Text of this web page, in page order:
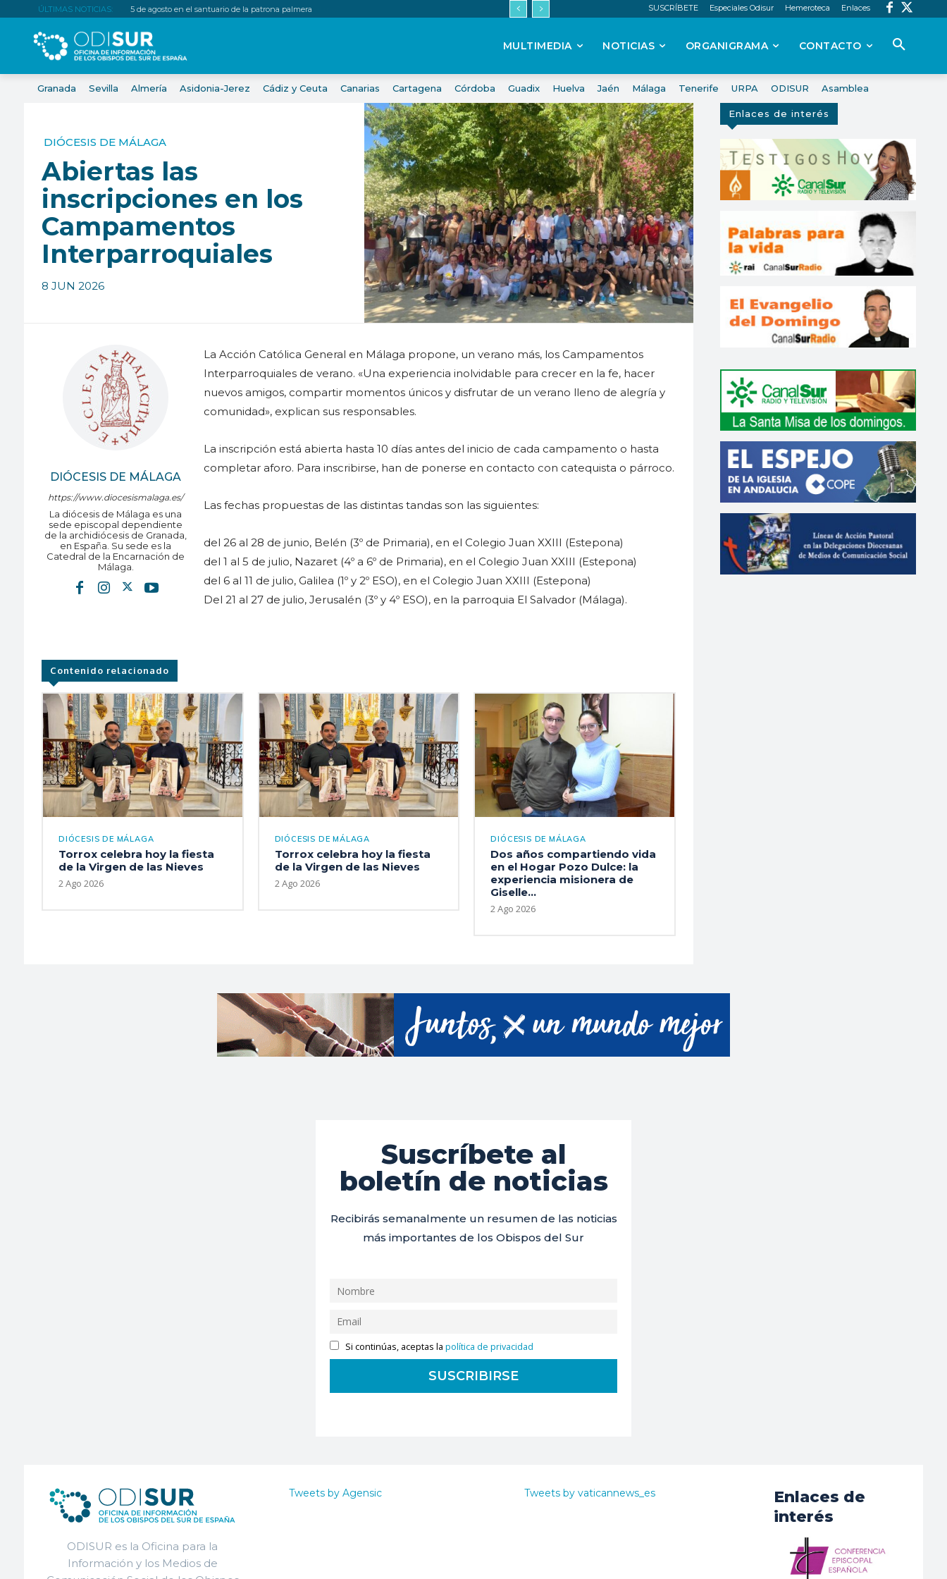
ÚLTIMAS NOTICIAS: 5 de agosto en el santuario de la patrona palmera SUSCRÍBETE Especiales Odisur Hemeroteca Enlaces
MULTIMEDIA NOTICIAS ORGANIGRAMA CONTACTO
Granada Sevilla Almería Asidonia-Jerez Cádiz y Ceuta Canarias Cartagena Córdoba Guadix Huelva Jaén Málaga Tenerife URPA ODISUR Asamblea
DIÓCESIS DE MÁLAGA
Abiertas las
inscripciones en los
Campamentos
Interparroquiales
8 JUN 2026
DIÓCESIS DE MÁLAGA
https://www.diocesismalaga.es/
La diócesis de Málaga es una
sede episcopal dependiente
de la archidiócesis de Granada,
en España. Su sede es la
Catedral de la Encarnación de
Málaga.
La Acción Católica General en Málaga propone, un verano más, los Campamentos
Interparroquiales de verano. «Una experiencia inolvidable para crecer en la fe, hacer
nuevos amigos, compartir momentos únicos y disfrutar de un verano lleno de alegría y
comunidad», explican sus responsables.
La inscripción está abierta hasta 10 días antes del inicio de cada campamento o hasta
completar aforo. Para inscribirse, han de ponerse en contacto con catequista o párroco.
Las fechas propuestas de las distintas tandas son las siguientes:
del 26 al 28 de junio, Belén (3º de Primaria), en el Colegio Juan XXIII (Estepona)
del 1 al 5 de julio, Nazaret (4º a 6º de Primaria), en el Colegio Juan XXIII (Estepona)
del 6 al 11 de julio, Galilea (1º y 2º ESO), en el Colegio Juan XXIII (Estepona)
Del 21 al 27 de julio, Jerusalén (3º y 4º ESO), en la parroquia El Salvador (Málaga).
Contenido relacionado
DIÓCESIS DE MÁLAGA
Torrox celebra hoy la fiesta
de la Virgen de las Nieves
2 Ago 2026
DIÓCESIS DE MÁLAGA
Torrox celebra hoy la fiesta
de la Virgen de las Nieves
2 Ago 2026
DIÓCESIS DE MÁLAGA
Dos años compartiendo vida
en el Hogar Pozo Dulce: la
experiencia misionera de
Giselle...
2 Ago 2026
Enlaces de interés
Suscríbete al
boletín de noticias
Recibirás semanalmente un resumen de las noticias
más importantes de los Obispos del Sur
Si continúas, aceptas lapolítica de privacidad
ODISUR es la Oficina para la
Información y los Medios de
Tweets by Agensic Tweets by vaticannews_es
Enlaces de
interés